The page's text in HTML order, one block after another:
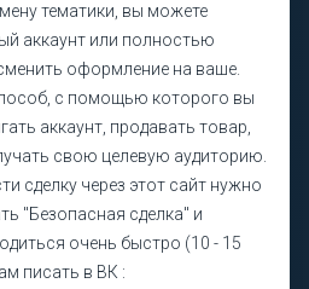
тематики, вы можете
аккаунт или полностью
оформление на ваше.
с помощью которого вы
аккаунт, продавать товар,
свою целевую аудиторию.
сделку через этот сайт нужно
"Безопасная сделка" и
очень быстро (10 - 15
писать в ВК :